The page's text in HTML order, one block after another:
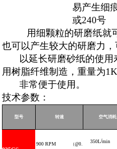
易产生细
或240号
用细颗粒的研磨纸就
也可以产生较大的研磨力，
以延长研磨砂纸的使
用树脂纤维制造，重量为
非常便于使用。
技术参数：
型号 转速 空气消
900 RPM （@0. 350L/min